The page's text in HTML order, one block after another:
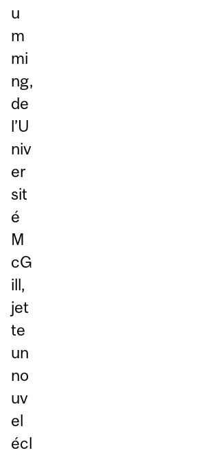
u
m
mi
ng,
de
l’U
niv
er
sit
é
M
cG
ill,
jet
te
un
no
uv
el
écl